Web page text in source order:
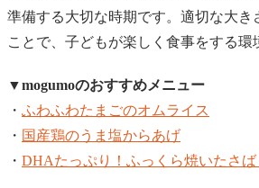
準備する大切な時期です。適切な大き
ことで、子どもが楽しく食事をする環
▼mogumoのおすすめメニュー
・ ふわふわたまごのオムライス
・ 国産鶏のうま塩からあげ
・ DHAたっぷり！ふっくら焼いたさば